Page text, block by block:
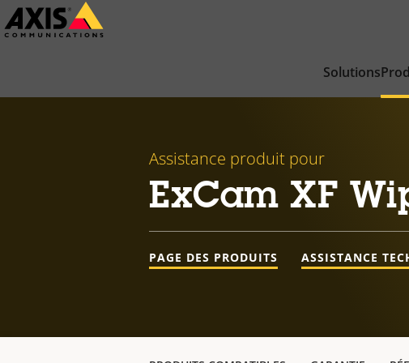
Passer
au
Solutions
Assistance produit pour
ExCam XF
PAGE DES PRODUITS ASSISTANCE